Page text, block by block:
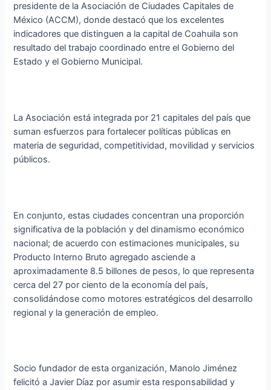
presidente de la Asociación de Ciudades Capitales de
México (ACCM), donde destacó que los excelentes
indicadores que distinguen a la capital de Coahuila son
resultado del trabajo coordinado entre el Gobierno del
Estado y el Gobierno Municipal.
La Asociación está integrada por 21 capitales del país que
suman esfuerzos para fortalecer políticas públicas en
materia de seguridad, competitividad, movilidad y servicios
públicos.
En conjunto, estas ciudades concentran una proporción
significativa de la población y del dinamismo económico
nacional; de acuerdo con estimaciones municipales, su
Producto Interno Bruto agregado asciende a
aproximadamente 8.5 billones de pesos, lo que representa
cerca del 27 por ciento de la economía del país,
consolidándose como motores estratégicos del desarrollo
regional y la generación de empleo.
Socio fundador de esta organización, Manolo Jiménez
felicitó a Javier Díaz por asumir esta responsabilidad y